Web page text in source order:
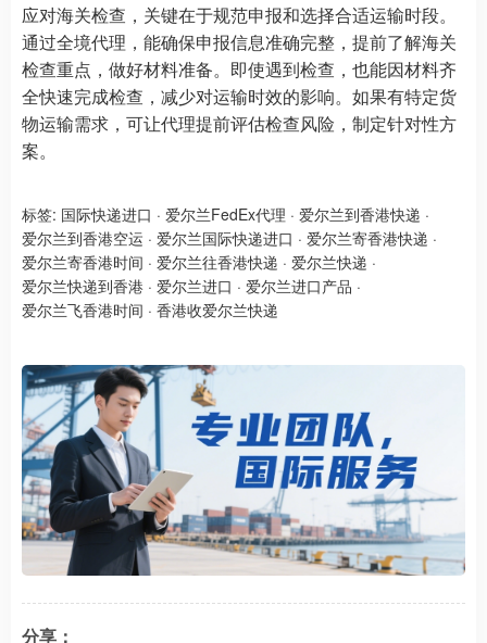
应对海关检查，关键在于规范申报和选择合适运输时段。
通过全境代理，能确保申报信息准确完整，提前了解海关
检查重点，做好材料准备。即使遇到检查，也能因材料齐
全快速完成检查，减少对运输时效的影响。如果有特定货
物运输需求，可让代理提前评估检查风险，制定针对性方
案。
标签: 国际快递进口 · 爱尔兰FedEx代理 · 爱尔兰到香港快递 ·
爱尔兰到香港空运 · 爱尔兰国际快递进口 · 爱尔兰寄香港快递 ·
爱尔兰寄香港时间 · 爱尔兰往香港快递 · 爱尔兰快递 ·
爱尔兰快递到香港 · 爱尔兰进口 · 爱尔兰进口产品 ·
爱尔兰飞香港时间 · 香港收爱尔兰快递​
分享：